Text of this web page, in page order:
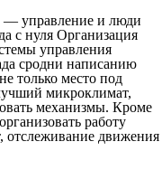
— управление и люди
с нуля Организация
управления
сродни написанию
только место под
микроклимат,
механизмы. Кроме
работу
отслеживание движения